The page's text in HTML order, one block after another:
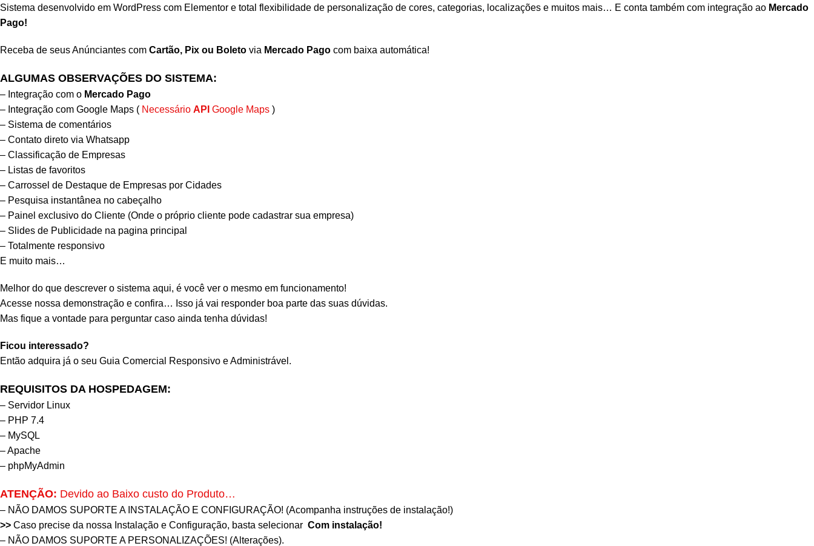
Sistema desenvolvido em WordPress com Elementor e total flexibilidade de personalização de cores, categorias, localizações e muitos mais… E conta também com integração ao Mercado
Pago!
Receba de seus Anúnciantes com Cartão, Pix ou Boleto via Mercado Pago com baixa automática!
ALGUMAS OBSERVAÇÕES DO SISTEMA:
– Integração com o Mercado Pago
– Integração com Google Maps ( Necessário API Google Maps )
– Sistema de comentários
– Contato direto via Whatsapp
– Classificação de Empresas
– Listas de favoritos
– Carrossel de Destaque de Empresas por Cidades
– Pesquisa instantânea no cabeçalho
– Painel exclusivo do Cliente (Onde o próprio cliente pode cadastrar sua empresa)
– Slides de Publicidade na pagina principal
– Totalmente responsivo
E muito mais…
Melhor do que descrever o sistema aqui, é você ver o mesmo em funcionamento!
Acesse nossa demonstração e confira… Isso já vai responder boa parte das suas dúvidas.
Mas fique a vontade para perguntar caso ainda tenha dúvidas!
Ficou interessado?
Então adquira já o seu Guia Comercial Responsivo e Administrável.
REQUISITOS DA HOSPEDAGEM:
– Servidor Linux
– PHP 7.4
– MySQL
– Apache
– phpMyAdmin
ATENÇÃO: Devido ao Baixo custo do Produto…
– NÃO DAMOS SUPORTE A INSTALAÇÃO E CONFIGURAÇÃO! (Acompanha instruções de instalação!)
>> Caso precise da nossa Instalação e Configuração, basta selecionar Com instalação!
– NÃO DAMOS SUPORTE A PERSONALIZAÇÕES! (Alterações).